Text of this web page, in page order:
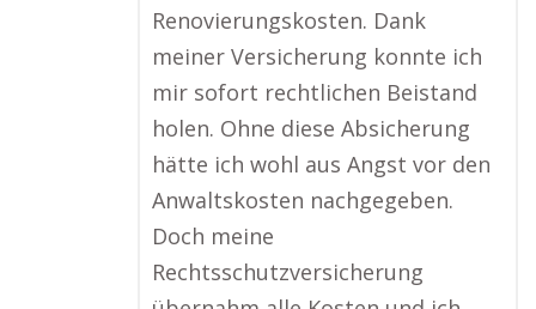
Renovierungskosten. Dank
meiner Versicherung konnte ich
mir sofort rechtlichen Beistand
holen. Ohne diese Absicherung
hätte ich wohl aus Angst vor den
Anwaltskosten nachgegeben.
Doch meine
Rechtsschutzversicherung